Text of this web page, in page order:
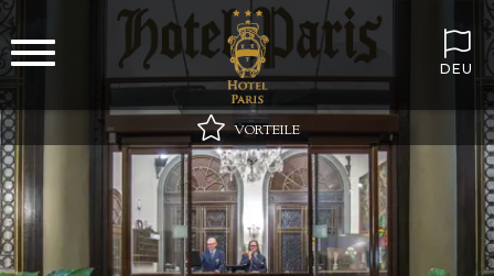
DEU
VORTEILE
Bester Online-Preis garantiert
WLAN immer inklusive!
Minibar bei Ankunft mit stillem und sprudelndem Wasser
Besonderes Geschenk auf dem Zimmer!